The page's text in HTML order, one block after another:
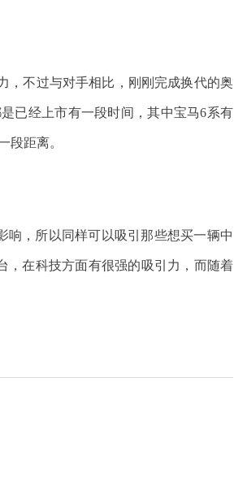
，不过与对手相比，刚刚完成换代的奥
已经上市有一段时间，其中宝马6系有
段距离。
响，所以同样可以吸引那些想买一辆中
，在科技方面有很强的吸引力，而随着